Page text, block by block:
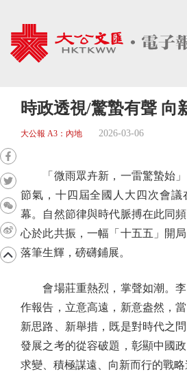
時政透視/驚蟄有聲 向
大公報 A3：內地 2026-03-06
「微雨眾卉新，一雷驚蟄始」
節氣，十四屆全國人大四次會議
幕。自然節律與時代脈搏在此同
心於此共振，一幅「十五五」開
落筆生輝，磅礴鋪展。
會場莊重熱烈，掌聲如潮。李
作報告，立意高遠，新意盎然，
新思路、新舉措，既是對時代之
發展之考的從容破題，彰顯中國
求變、積極謀遠、向新而行的戰略